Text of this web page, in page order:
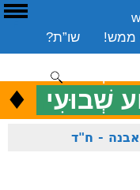
שו”ת?
ממש!
שיעורים שבועי
סקירה כללית
ENGLISH
שְׁבוּעִי ♦
- ח"ד